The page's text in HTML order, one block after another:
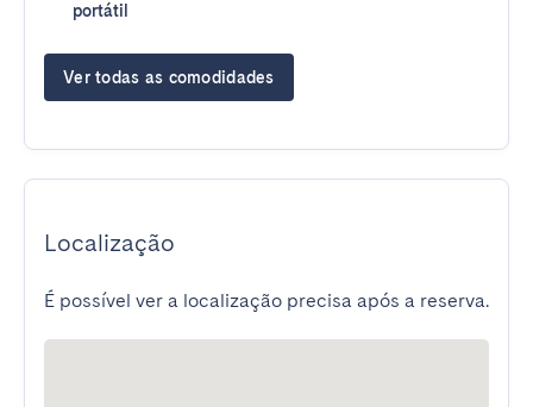
portátil
Ver todas as comodidades
Localização
É possível ver a localização precisa após a reserva.